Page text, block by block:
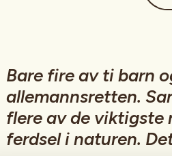
Bare fire av ti barn
allemannsretten.
flere av de viktigste
ferdsel i naturen.